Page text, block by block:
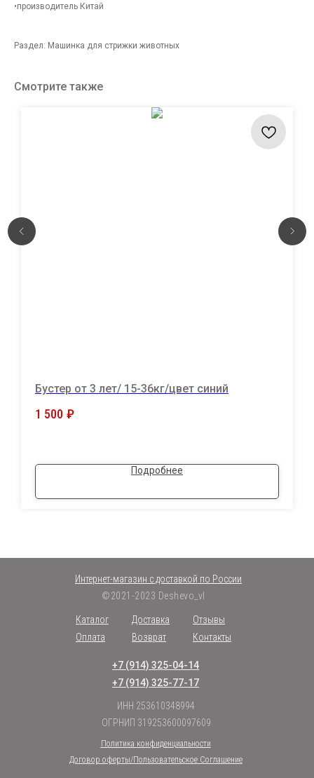
•производитель Китай
Раздел: Машинка для стрижки животных
Смотрите также
Бустер от 3 лет/ 15-36кг/цвет синий
1 500 ₽
Подробнее
©2021-2023 Deshevo_vl
Каталог
Интернет-магазин с доставкой по России
Возврат
Отзывы
Оплата
Контакты
Доставка
ИНН 253610348994
ОГРНИП 319253600097609
Политика конфиденциальности
Договор оферты/Пользовательское Соглашение
+7 (914) 325-04-14
+7 (914) 325-77-17